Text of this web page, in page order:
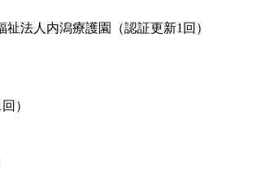
祉法人内潟療護園（認証更新1回）
）